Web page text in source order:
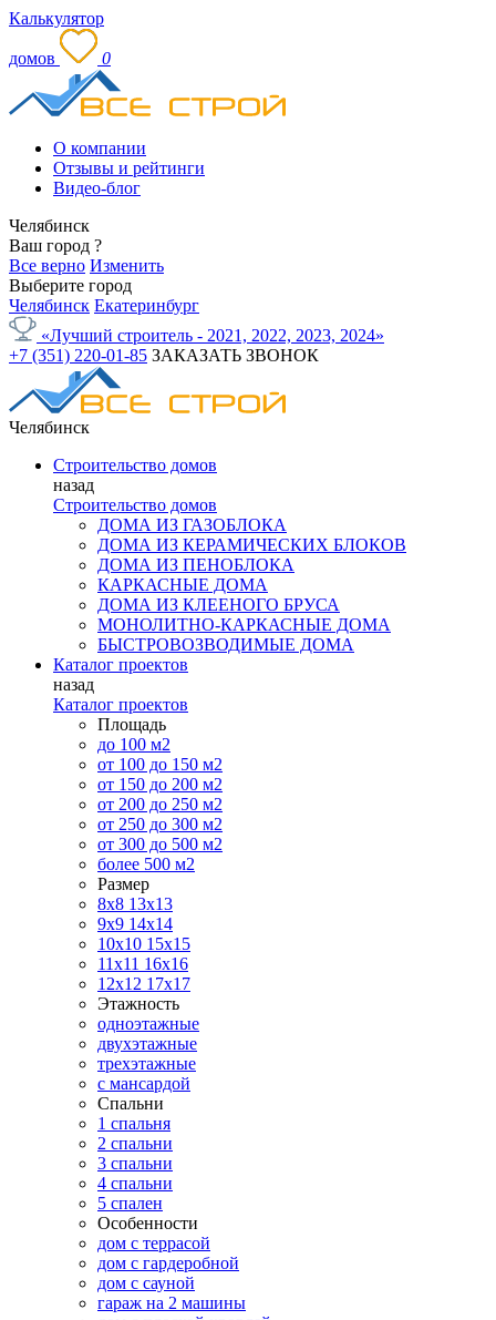
Калькулятор
домов 0
О компании
Отзывы и рейтинги
Видео-блог
Челябинск
Ваш город ?
Все верно Изменить
Выберите город
Челябинск Екатеринбург
«Лучший строитель - 2021, 2022, 2023, 2024»
+7 (351) 220-01-85 ЗАКАЗАТЬ ЗВОНОК
Челябинск
Строительство домов
назад
Строительство домов
ДОМА ИЗ ГАЗОБЛОКА
ДОМА ИЗ КЕРАМИЧЕСКИХ БЛОКОВ
ДОМА ИЗ ПЕНОБЛОКА
КАРКАСНЫЕ ДОМА
ДОМА ИЗ КЛЕЕНОГО БРУСА
МОНОЛИТНО-КАРКАСНЫЕ ДОМА
БЫСТРОВОЗВОДИМЫЕ ДОМА
Каталог проектов
назад
Каталог проектов
Площадь
до 100 м2
от 100 до 150 м2
от 150 до 200 м2
от 200 до 250 м2
от 250 до 300 м2
от 300 до 500 м2
более 500 м2
Размер
8х8 13х13
9х9 14х14
10х10 15х15
11x11 16х16
12х12 17х17
Этажность
одноэтажные
двухэтажные
трехэтажные
с мансардой
Спальни
1 спальня
2 спальни
3 спальни
4 спальни
5 спален
Особенности
дом с террасой
дом с гардеробной
дом с сауной
гараж на 2 машины